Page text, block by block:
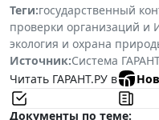
Теги:государственный
проверки организаций и
экология и охрана
Источник:Система
Читать ГАРАНТ.РУ в
Документы по теме: